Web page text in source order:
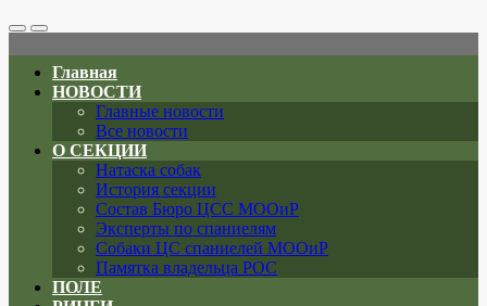
Search
Toggle
Меню
Главная
НОВОСТИ
Главные новости
Все новости
О СЕКЦИИ
Натаска собак
История секции
Состав Бюро ЦСС МООиР
Эксперты по спаниелям
Собаки ЦС спаниелей МООиР
Памятка владельца РОС
ПОЛЕ